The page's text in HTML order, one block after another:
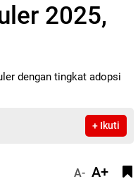
2025,
dengan tingkat adopsi
+ Ikuti
A- A+